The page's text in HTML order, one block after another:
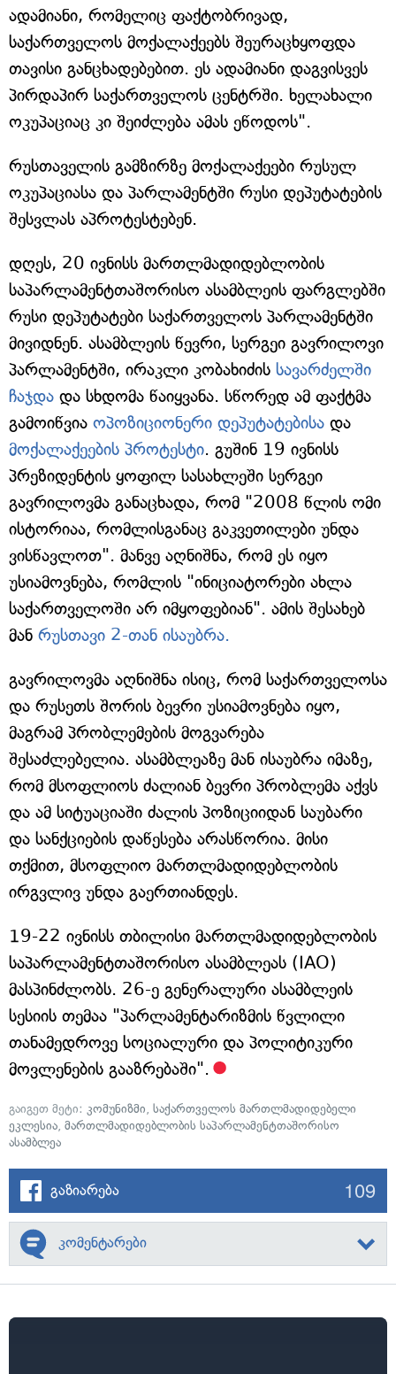
ადამიანი, რომელიც ფაქტობრივად,
საქართველოს მოქალაქეებს შეურაცხყოფდა
თავისი განცხადებებით. ეს ადამიანი დაგვისვეს
პირდაპირ საქართველოს ცენტრში. ხელახალი
ოკუპაციაც კი შეიძლება ამას ეწოდოს".
რუსთაველის გამზირზე მოქალაქეები რუსულ
ოკუპაციასა და პარლამენტში რუსი დეპუტატების
შესვლას აპროტესტებენ.
დღეს, 20 ივნისს მართლმადიდებლობის
საპარლამენტთაშორისო ასამბლეის ფარგლებში
რუსი დეპუტატები საქართველოს პარლამენტში
მივიდნენ. ასამბლეის წევრი, სერგეი გავრილოვი
პარლამენტში, ირაკლი კობახიძის სავარძელში
ჩაჯდა და სხდომა წაიყვანა. სწორედ ამ ფაქტმა
გამოიწვია ოპოზიციონერი დეპუტატებისა და
მოქალაქეების პროტესტი. გუშინ 19 ივნისს
პრეზიდენტის ყოფილ სასახლეში სერგეი
გავრილოვმა განაცხადა, რომ "2008 წლის ომი
ისტორიაა, რომლისგანაც გაკვეთილები უნდა
ვისწავლოთ". მანვე აღნიშნა, რომ ეს იყო
უსიამოვნება, რომლის "ინიციატორები ახლა
საქართველოში არ იმყოფებიან". ამის შესახებ
მან რუსთავი 2-თან ისაუბრა.
გავრილოვმა აღნიშნა ისიც, რომ საქართველოსა
და რუსეთს შორის ბევრი უსიამოვნება იყო,
მაგრამ პრობლემების მოგვარება
შესაძლებელია. ასამბლეაზე მან ისაუბრა იმაზე,
რომ მსოფლიოს ძალიან ბევრი პრობლემა აქვს
და ამ სიტუაციაში ძალის პოზიციიდან საუბარი
და სანქციების დაწესება არასწორია. მისი
თქმით, მსოფლიო მართლმადიდებლობის
ირგვლივ უნდა გაერთიანდეს.
19-22 ივნისს თბილისი მართლმადიდებლობის
საპარლამენტთაშორისო ასამბლეას (IAO)
მასპინძლობს. 26-ე გენერალური ასამბლეის
სესიის თემაა "პარლამენტარიზმის წვლილი
თანამედროვე სოციალური და პოლიტიკური
მოვლენების გააზრებაში".
გაიგეთ მეტი: კომუნიზმი, საქართველოს მართლმადიდებელი
ეკლესია, მართლმადიდებლობის საპარლამენტთაშორისო
ასამბლეა
გაზიარება 109
კომენტარები